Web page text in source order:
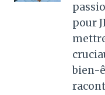
pour
bien-